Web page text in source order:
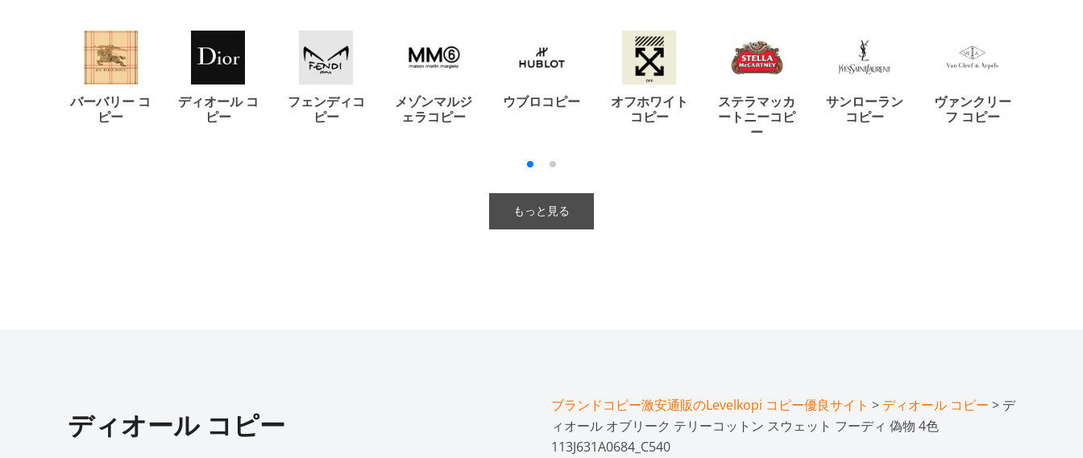
バーバリー コ
ピー
ディオール コ
ピー
フェンディコ
ピー
メゾンマルジ
ェラコピー
ウブロコピー
オフホワイト
コピー
ステラマッカ
ートニーコピ
ー
サンローラン
コピー
ヴァンクリー
フ コピー
もっと見る
ディオール コピー
ブランドコピー激安通販のLevelkopi コピー優良サイト > ディオール コピー > デ
ィオール オブリーク テリーコットン スウェット フーディ 偽物 4色
113J631A0684_C540